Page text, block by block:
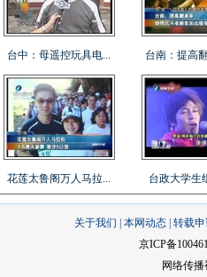
台中：母遥控玩具电... 台南：提高
花莲太鲁阁万人马拉... 台政大学生
关于我们 本网动态 转载
京ICP备
网络传